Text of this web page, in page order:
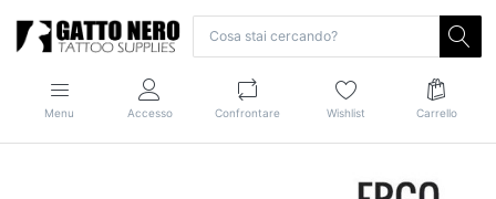
Menu Accesso Confrontare Wishlist Carrello